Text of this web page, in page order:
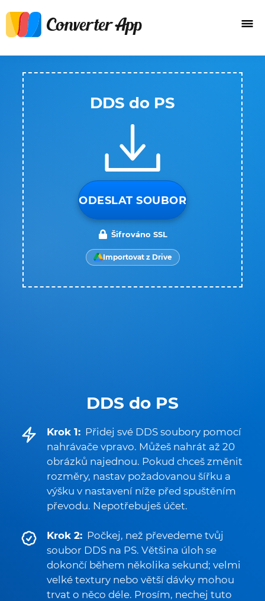
DDS do PS
Krok 1: Přidej své DDS soubory pomocí
nahrávače vpravo. Můžeš nahrát až 20
obrázků najednou. Pokud chceš změnit
rozměry, nastav požadovanou šířku a
výšku v nastavení níže před spuštěním
převodu. Nepotřebuješ účet.
Krok 2: Počkej, než převedeme tvůj
soubor DDS na PS. Většina úloh se
dokončí během několika sekund; velmi
velké textury nebo větší dávky mohou
trvat o něco déle. Prosím, nechej tuto
DDS do PS
ODESLAT SOUBOR
Šifrováno SSL
Importovat z Drive